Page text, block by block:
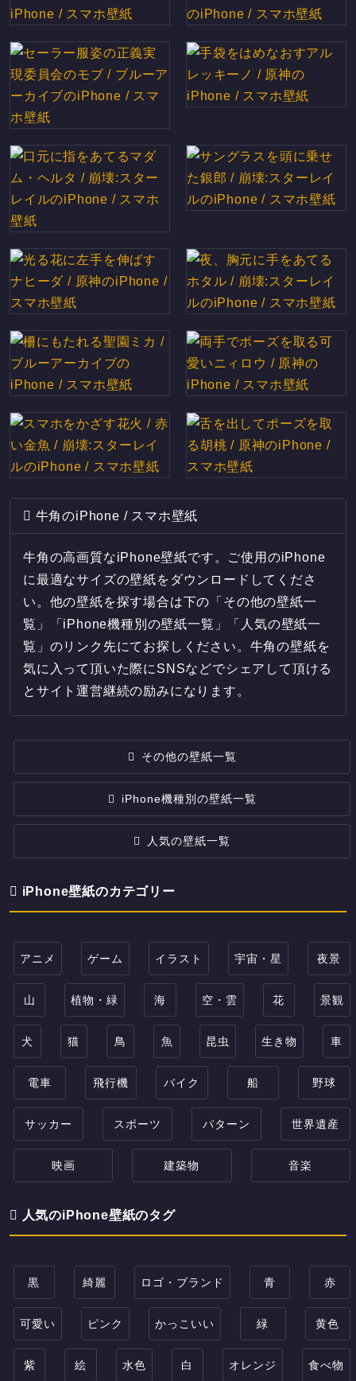
牛角のiPhone / スマホ壁紙
牛角の高画質なiPhone壁紙です。ご使用のiPhone
に最適なサイズの壁紙をダウンロードしてくださ
い。他の壁紙を探す場合は下の「その他の壁紙一
覧」「iPhone機種別の壁紙一覧」「人気の壁紙一
覧」のリンク先にてお探しください。牛角の壁紙を
気に入って頂いた際にSNSなどでシェアして頂ける
とサイト運営継続の励みになります。
その他の壁紙一覧
iPhone機種別の壁紙一覧
人気の壁紙一覧
iPhone壁紙のカテゴリー
アニメ ゲーム イラスト 宇宙・星 夜景
山 植物・緑 海 空・雲 花 景観
犬 猫 鳥 魚 昆虫 生き物 車
電車 飛行機 バイク 船 野球
サッカー スポーツ パターン 世界遺産
映画 建築物 音楽
人気のiPhone壁紙のタグ
黒 綺麗 ロゴ・ブランド 青 赤
可愛い ピンク かっこいい 緑 黄色
紫 絵 水色 白 オレンジ 食べ物